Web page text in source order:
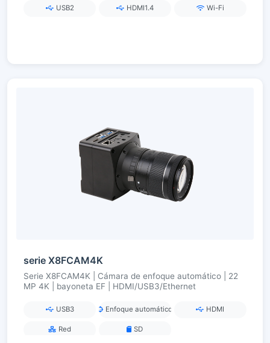
USB2 HDMI1.4 Wi-Fi
serie X8FCAM4K
Serie X8FCAM4K | Cámara de enfoque automático | 22
MP 4K | bayoneta EF | HDMI/USB3/Ethernet
USB3 Enfoque automático HDMI
Red SD